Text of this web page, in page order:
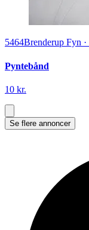
5464Brenderup Fyn ·
Pyntebånd
10 kr.
Se flere annoncer